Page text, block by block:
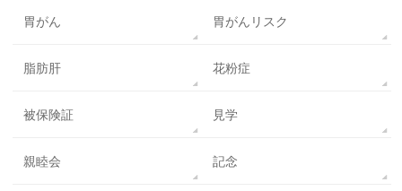
胃がん 胃がんリスク
脂肪肝 花粉症
被保険証 見学
親睦会 記念